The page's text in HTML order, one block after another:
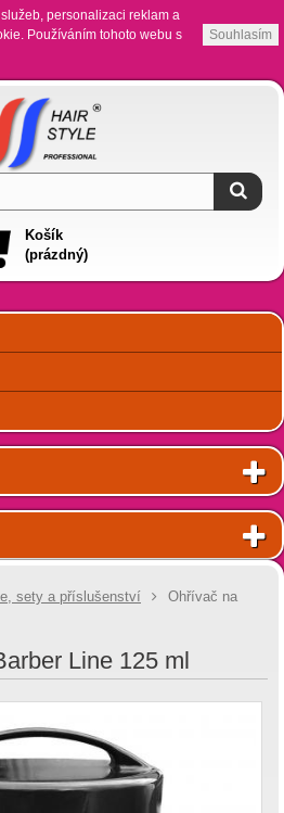
personalizaci reklam a
Používáním tohoto webu s
Souhlasím
Košík
(prázdný)
sety a příslušenství
Ohřívač na
Line 125 ml